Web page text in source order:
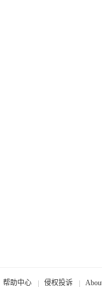
帮助中心 侵权投诉